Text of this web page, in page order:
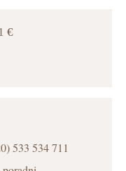
€
533 534 711